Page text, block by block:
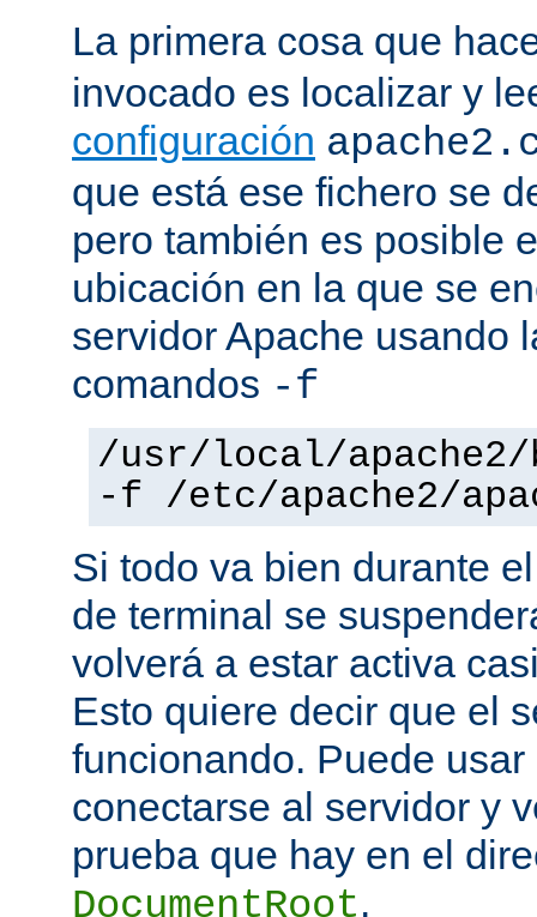
La primera cosa que
invocado es localizar y
configuración
que está ese fichero se
pero también es posible
ubicación en la que se
servidor Apache usando
comandos -f
/usr/local/
-f /etc/apache2/
Si todo va bien durante
de terminal se
volverá a estar activa
Esto quiere decir que el
funcionando. Puede
conectarse al servidor y
prueba que hay en el
DocumentRoot.